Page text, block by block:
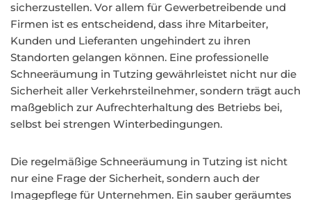
sicherzustellen. Vor allem für Gewerbetreibende und
Firmen ist es entscheidend, dass ihre Mitarbeiter,
Kunden und Lieferanten ungehindert zu ihren
Standorten gelangen können. Eine professionelle
Schneeräumung in Tutzing gewährleistet nicht nur die
Sicherheit aller Verkehrsteilnehmer, sondern trägt auch
maßgeblich zur Aufrechterhaltung des Betriebs bei,
selbst bei strengen Winterbedingungen.
Die regelmäßige Schneeräumung in Tutzing ist nicht
nur eine Frage der Sicherheit, sondern auch der
Imagepflege für Unternehmen. Ein sauber geräumtes